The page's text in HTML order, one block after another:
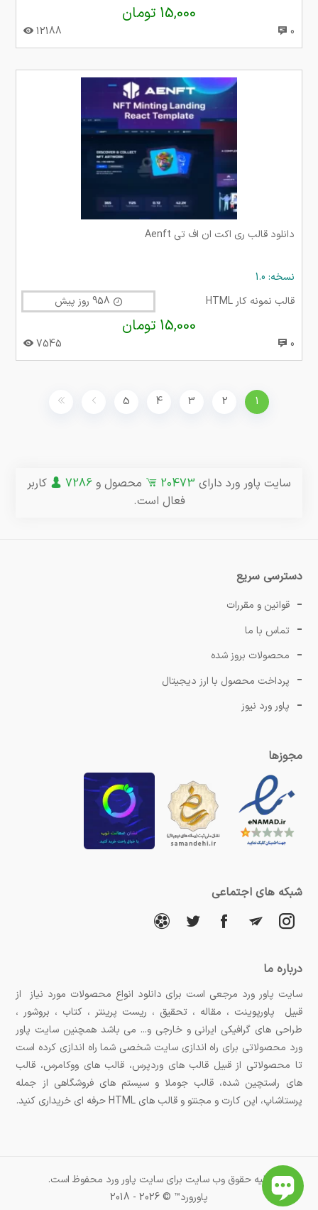
15,000 تومان
0
12188
دانلود قالب ری اکت ان اف تی Aenft
نسخه: 1.0
قالب نمونه کار HTML
15,000 تومان
0
7545
1
2
3
4
5
سایت پاور ورد دارای 20473 محصول و 7286
کاربر
فعال است.
دسترسی سریع
قوانین و مقررات
تماس با ما
محصولات بروز شده
پرداخت محصول با ارز دیجیتال
پاور ورد نیوز
مجوزها
شبکه های اجتماعی
درباره ما
سایت پاور ورد مرجعی است برای دانلود انواع محصولات مورد نیاز از
قبیل پاورپوینت ، مقاله ، تحقیق ، ریست پرینتر ، کتاب ، بروشور ،
طراحی های گرافیکی ایرانی و خارجی و... می باشد همچنین سایت پاور
ورد محصولاتی برای راه اندازی سایت شخصی شما راه اندازی کرده است
تا محصولاتی از قبیل قالب های وردپرس، قالب های ووکامرس، قالب
های راستچین شده، قالب جوملا و سیستم های فروشگاهی از جمله
پرستاشاپ، اپن کارت و مجنتو و قالب های HTML حرفه ای خریداری کنید.
کلیه حقوق وب سایت برای سایت پاور ورد محفوظ است.
پاورورد™ © 2026 - 2018